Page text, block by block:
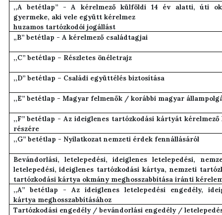
,,A betétlap” - A kérelmező külföldi 14 év alatti, úti
gyermeke, aki vele együtt kérelmez
huzamos tartózkodói jogállást
„B” betétlap - A kérelmező családtagjai
,,C” betétlap – Részletes önéletrajz
,,D” betétlap – Családi együttélés biztosítása
,,E” betétlap - Magyar felmenők / korábbi magyar
,,F” betétlap - Az ideiglenes tartózkodási kártyát
részére
,,G” betétlap - Nyilatkozat nemzeti érdek fennállásáról
Bevándorlási, letelepedési, ideiglenes letelepedési,
letelepedési, ideiglenes tartózkodási kártya, nemzeti
tartózkodási kártya okmány meghosszabbítása iránti
,,A” betétlap - Az ideiglenes letelepedési engedély,
kártya meghosszabbításához
Tartózkodási engedély / bevándorlási engedély /